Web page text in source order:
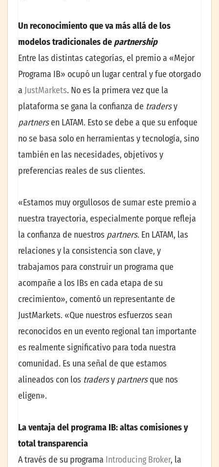
Un reconocimiento que va más allá de los
modelos tradicionales de partnership
Entre las distintas categorías, el premio a «Mejor
Programa IB» ocupó un lugar central y fue otorgado
a JustMarkets. No es la primera vez que la
plataforma se gana la confianza de tradersy
partnersen LATAM. Esto se debe a que su enfoque
no se basa solo en herramientas y tecnología, sino
también en las necesidades, objetivos y
preferencias reales de sus clientes.
«Estamos muy orgullosos de sumar este premio a
nuestra trayectoria, especialmente porque refleja
la confianza de nuestros partners. En LATAM, las
relaciones y la consistencia son clave, y
trabajamos para construir un programa que
acompañe a los IBs en cada etapa de su
crecimiento», comentó un representante de
JustMarkets. «Que nuestros esfuerzos sean
reconocidos en un evento regional tan importante
es realmente significativo para toda nuestra
comunidad. Es una señal de que estamos
alineados con los tradersy partnersque nos
eligen».
La ventaja del programa IB: altas comisiones y
total transparencia
A través de su programa Introducing Broker, la